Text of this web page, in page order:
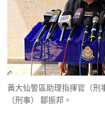
黃大仙警區助理指揮官（刑
（刑事） 鄒振邦。